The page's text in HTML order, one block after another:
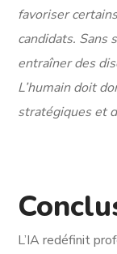
favoriser
candidats. Sans
entraîner des
L’humain doit
stratégiques et
L’IA redéfinit